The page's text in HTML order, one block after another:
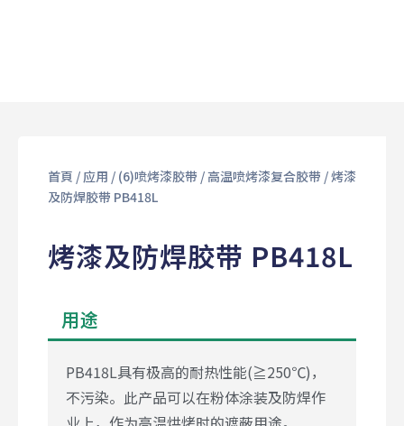
首頁 / 应用 / (6)喷烤漆胶带/高温喷烤漆复合胶带/ 烤漆
及防焊胶带 PB418L
烤漆及防焊胶带 PB418L
用途
PB418L具有极高的耐热性能(≧250℃)，
不污染。此产品可以在粉体涂装及防焊作